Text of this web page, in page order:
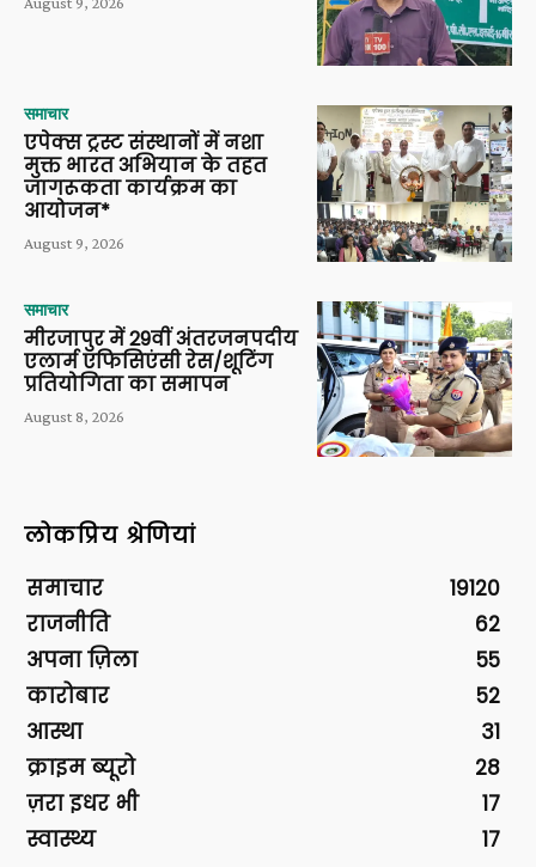
समाचार
एपेक्स ट्रस्ट संस्थानों में नशा
मुक्त भारत अभियान के तहत
जागरूकता कार्यक्रम का
आयोजन*
August 9, 2026
समाचार
मीरजापुर में 29वीं अंतरजनपदीय
एलार्म एफिसिएंसी रेस/शूटिंग
प्रतियोगिता का समापन
August 8, 2026
लोकप्रिय श्रेणियां
समाचार
19120
राजनीति
62
अपना ज़िला
55
कारोबार
52
आस्था
31
क्राइम ब्यूरो
28
ज़रा इधर भी
17
स्वास्थ्य
17